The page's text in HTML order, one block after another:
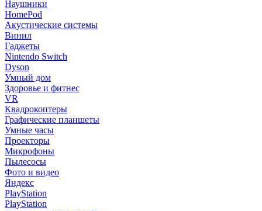
Наушники
HomePod
Акустические системы
Винил
Гаджеты
Nintendo Switch
Dyson
Умный дом
Здоровье и фитнес
VR
Квадрокоптеры
Графические планшеты
Умные часы
Проекторы
Микрофоны
Пылесосы
Фото и видео
Яндекс
PlayStation
PlayStation